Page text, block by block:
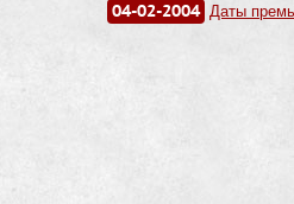
04-02-2004 Даты